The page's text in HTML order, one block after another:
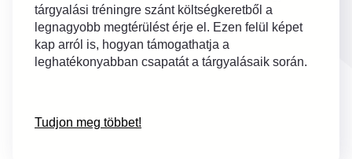
tárgyalási tréningre szánt költségkeretből a
legnagyobb megtérülést érje el. Ezen felül képet
kap arról is, hogyan támogathatja a
leghatékonyabban csapatát a tárgyalásaik során.
Tudjon meg többet!